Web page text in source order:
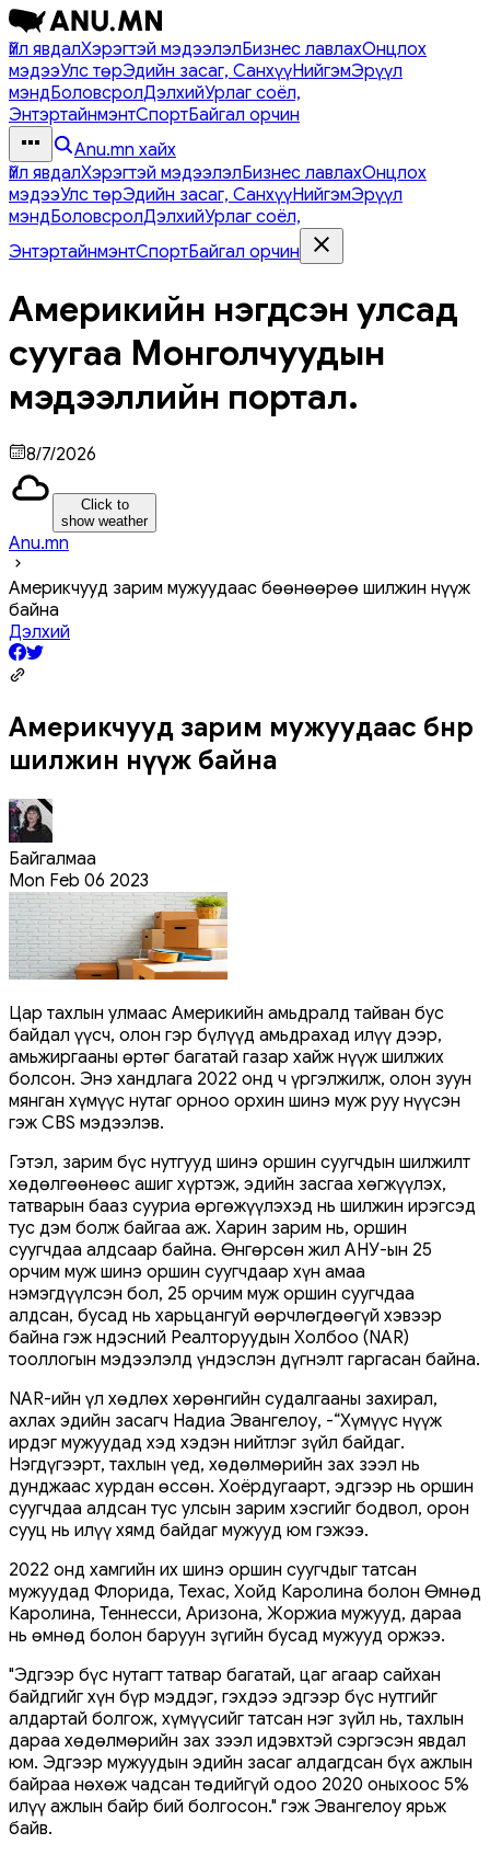
Үйл явдалХэрэгтэй мэдээлэлБизнес лавлахОнцлох
мэдээУлс төрЭдийн засаг, СанхүүНийгэмЭрүүл
мэндБоловсролДэлхийУрлаг соёл,
ЭнтэртайнмэнтСпортБайгал орчин
Anu.mn хайх
Үйл явдалХэрэгтэй мэдээлэлБизнес лавлахОнцлох
мэдээУлс төрЭдийн засаг, СанхүүНийгэмЭрүүл
мэндБоловсролДэлхийУрлаг соёл,
ЭнтэртайнмэнтСпортБайгал орчин
Америкийн нэгдсэн улсад
суугаа Монголчуудын
мэдээллийн портал.
8/7/2026
Click to
show weather
Anu.mn
Америкчууд зарим мужуудаас бөөнөөрөө шилжин нүүж
байна
Дэлхий
Америкчууд зарим мужуудаас бөөнөөрөө
шилжин нүүж байна
Байгалмаа
Mon Feb 06 2023
Цар тахлын улмаас Америкийн амьдралд тайван бус
байдал үүсч, олон гэр бүлүүд амьдрахад илүү дээр,
амьжиргааны өртөг багатай газар хайж нүүж шилжих
болсон. Энэ хандлага 2022 онд ч үргэлжилж, олон зуун
мянган хүмүүс нутаг орноо орхин шинэ муж руу нүүсэн
гэж CBS мэдээлэв.
Гэтэл, зарим бүс нутгууд шинэ оршин суугчдын шилжилт
хөдөлгөөнөөс ашиг хүртэж, эдийн засгаа хөгжүүлэх,
татварын бааз сууриа өргөжүүлэхэд нь шилжин ирэгсэд
тус дэм болж байгаа аж. Харин зарим нь, оршин
суугчдаа алдсаар байна. Өнгөрсөн жил АНУ-ын 25
орчим муж шинэ оршин суугчдаар хүн амаа
нэмэгдүүлсэн бол, 25 орчим муж оршин суугчдаа
алдсан, бусад нь харьцангуй өөрчлөгдөөгүй хэвээр
байна гэж Үндэсний Реалторуудын Холбоо (NAR)
тооллогын мэдээлэлд үндэслэн дүгнэлт гаргасан байна.
NAR-ийн үл хөдлөх хөрөнгийн судалгааны захирал,
ахлах эдийн засагч Надиа Эвангелоу, -“Хүмүүс нүүж
ирдэг мужуудад хэд хэдэн нийтлэг зүйл байдаг.
Нэгдүгээрт, тахлын үед, хөдөлмөрийн зах зээл нь
дунджаас хурдан өссөн. Хоёрдугаарт, эдгээр нь оршин
суугчдаа алдсан тус улсын зарим хэсгийг бодвол, орон
сууц нь илүү хямд байдаг мужууд юм гэжээ.
2022 онд хамгийн их шинэ оршин суугчдыг татсан
мужуудад Флорида, Техас, Хойд Каролина болон Өмнөд
Каролина, Теннесси, Аризона, Жоржиа мужууд, дараа
нь өмнөд болон баруун зүгийн бусад мужууд оржээ.
"Эдгээр бүс нутагт татвар багатай, цаг агаар сайхан
байдгийг хүн бүр мэддэг, гэхдээ эдгээр бүс нутгийг
алдартай болгож, хүмүүсийг татсан нэг зүйл нь, тахлын
дараа хөдөлмөрийн зах зээл идэвхтэй сэргэсэн явдал
юм. Эдгээр мужуудын эдийн засаг алдагдсан бүх ажлын
байраа нөхөж чадсан төдийгүй одоо 2020 оныхоос 5%
илүү ажлын байр бий болгосон." гэж Эвангелоу ярьж
байв.